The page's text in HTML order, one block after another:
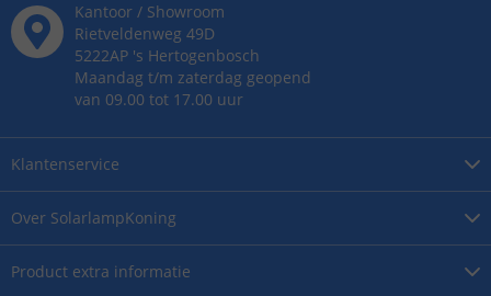
Over SolarlampKoning
Product extra informatie
Klantenservice
Kantoor / Showroom
Rietveldenweg 49D
5222AP 's Hertogenbosch
Maandag t/m zaterdag geopend
van 09.00 tot 17.00 uur